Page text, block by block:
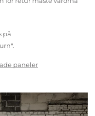
på
paneler